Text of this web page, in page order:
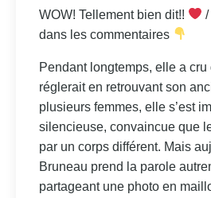
WOW! Tellement bien dit!!
/
dans les commentaires
Pendant longtemps, elle a cru
réglerait en retrouvant son
plusieurs femmes, elle s’est
silencieuse, convaincue que
par un corps différent. Mais
Bruneau prend la parole
partageant une photo en